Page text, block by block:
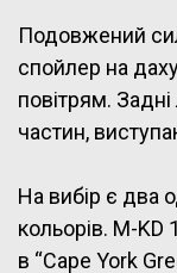
Подовжений
спойлер на
повітрям.
частин,
На вибір є два
кольорів. M-KD
в “Cape York